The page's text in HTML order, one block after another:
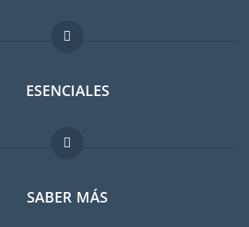
ESENCIALES
Foro para expatriados
Guia para expatriados
SABER MÁS